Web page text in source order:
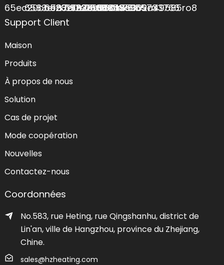
Support Client
Maison
Produits
À propos de nous
Solution
Cas de projet
Mode coopération
Nouvelles
Contactez-nous
Coordonnées
No.583, rue Heting, rue Qingshanhu, district de
Lin'an, ville de Hangzhou, province du Zhejiang,
Chine.
sales@hzheating.com